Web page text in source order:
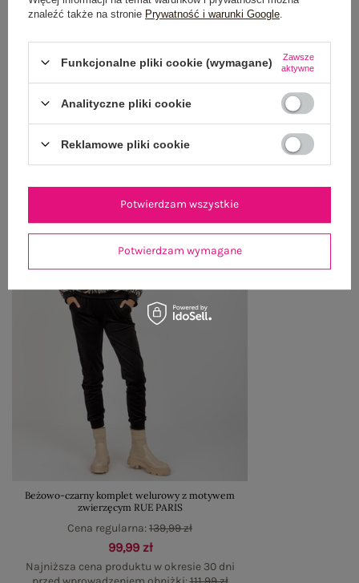
WYSYŁKA I DOSTAWA
ZWROTY I REKLAMACJE
OSTATNIO OGLĄDANE
Zobacz wszystko
Beżowo-czarny komplet welurowy z motywem
zwierzęcym RUE PARIS
99,99 zł
Najniższa cena produktu w okresie 30 dni
Cena regularna:139,99 zł
znaleźć także na stronie Prywatność i warunki Google
Funkcjonalne pliki cookie (wymagane)
Zawsze
aktywne
Analityczne pliki cookie
Reklamowe pliki cookie
Potwierdzam wymagane
Potwierdzam wszystkie